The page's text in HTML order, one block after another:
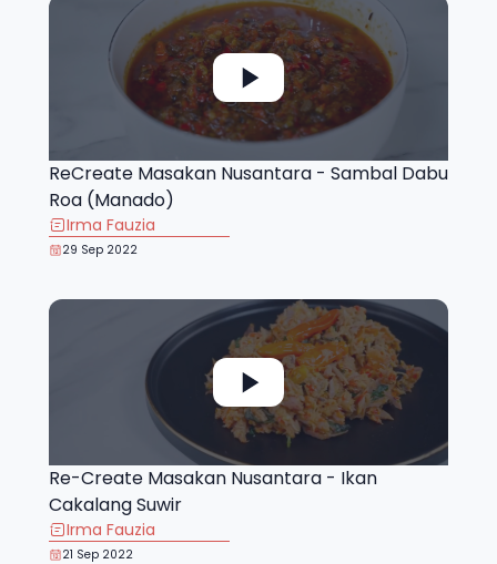
ReCreate Masakan Nusantara - Sambal Dabu
Roa (Manado)
Irma Fauzia
29 Sep 2022
Re-Create Masakan Nusantara - Ikan
Cakalang Suwir
Irma Fauzia
21 Sep 2022